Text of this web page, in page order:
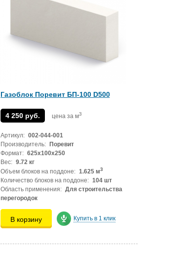
Газоблок Поревит БП-100 D500
4 250 руб. цена за м3
Артикул: 002-044-001
Производитель:
Поревит
Формат: 625x100x250
Вес: 9.72 кг
Объем блоков на поддоне: 1.625 м3
Количество блоков на поддоне: 104 шт
Область применения: Для строительства
перегородок
В корзину Купить в 1 клик